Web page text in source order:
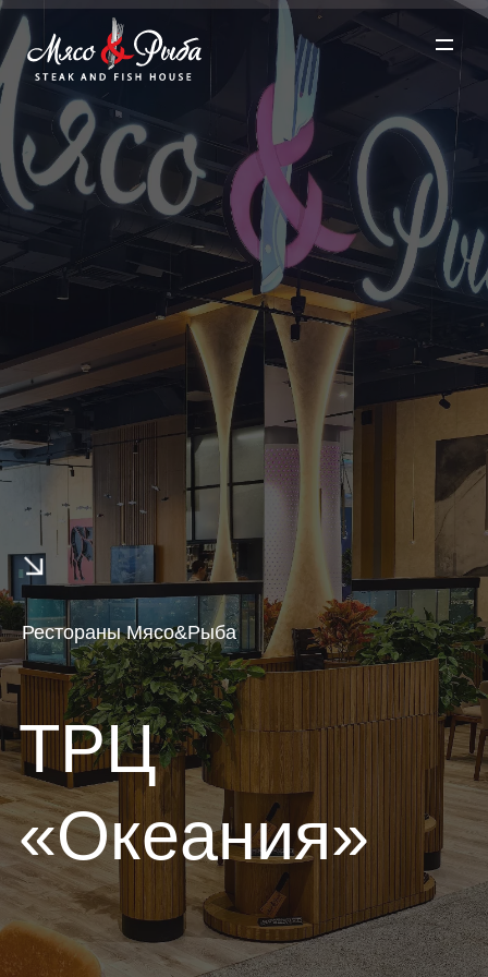
О проекте ▼
Меню ▼
Рестораны ▼
Акции
Забронировать
Франчайзинг
Доставка
Язык/
Language
Рестораны Мясо&Рыба
ТРЦ
«Океания»